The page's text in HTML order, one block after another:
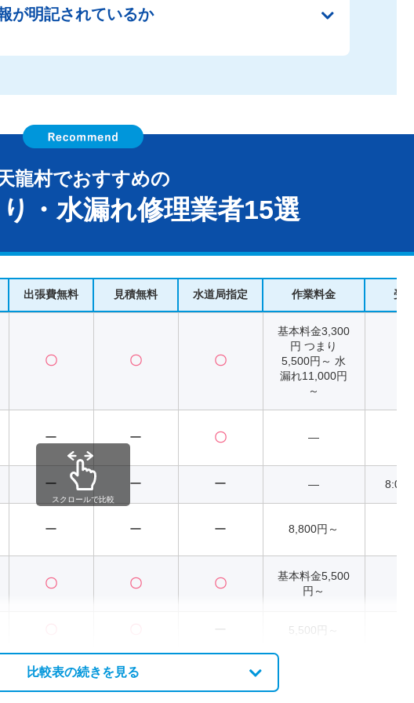
が明記されているか
龍村でおすすめの
・水漏れ修理業者15選
出張費無料 見積無料 水道局指定 作業料金 受
〇 〇 〇
基本料金3,300
円 つまり
5,500円～ 水
漏れ11,000円
～
ー ー 〇 ―
ー ー ー ― 8:00
ー ー ー 8,800円～
〇 〇 〇
基本料金5,500
円～
5,500円～
スクロールで比較
比較表の続きを見る